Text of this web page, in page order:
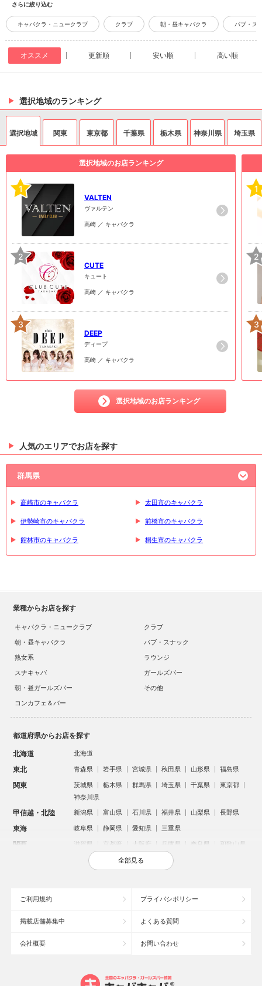
さらに絞り込む
キャバクラ・ニュークラブ クラブ 朝・昼キャバクラ パブ・ス
オススメ 更新順 安い順 高い順
選択地域のランキング
選択地域 関東 東京都 千葉県 栃木県 神奈川県 埼玉県
選択地域のお店ランキング
1
VALTEN
ヴァルテン
高崎 ／ キャバクラ
2
CUTE
キュート
高崎 ／ キャバクラ
3
DEEP
ディープ
高崎 ／ キャバクラ
選択地域のお店ランキング
1
2
3
人気のエリアでお店を探す
群馬県
高崎市のキャバクラ 太田市のキャバクラ
伊勢崎市のキャバクラ 前橋市のキャバクラ
館林市のキャバクラ 桐生市のキャバクラ
業種からお店を探す
キャバクラ・ニュークラブ
クラブ
朝・昼キャバクラ
パブ・スナック
熟女系
ラウンジ
スナキャバ
ガールズバー
朝・昼ガールズバー
その他
コンカフェ＆バー
都道府県からお店を探す
北海道 北海道
東北 青森県 岩手県 宮城県 秋田県 山形県 福島県
関東 茨城県 栃木県 群馬県 埼玉県 千葉県
東京都
神奈川県
甲信越・北陸 新潟県 富山県 石川県 福井県 山梨県 長野県
東海 岐阜県 静岡県 愛知県 三重県
関西 滋賀県 京都府 大阪府 兵庫県 奈良県 和歌山県
鳥取県 島根県 岡山県 広島県
沖縄県
大宮のキャバクラ 六本木のキャバクラ
全部見る
ご利用規約 プライバシポリシー
掲載店舗募集中 よくある質問
会社概要 お問い合わせ